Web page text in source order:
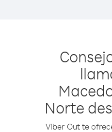
Norte
Viber Out te